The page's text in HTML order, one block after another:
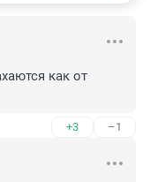
как от
+3 –1